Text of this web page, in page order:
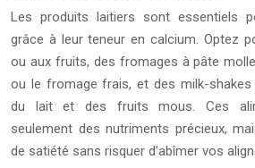
Les produits laitiers sont essentiels
grâce à leur teneur en calcium. Optez
ou aux fruits, des fromages à pâte
ou le fromage frais, et des milk-shakes
du lait et des fruits mous. Ces
seulement des nutriments précieux,
de satiété sans risquer d’abîmer vos